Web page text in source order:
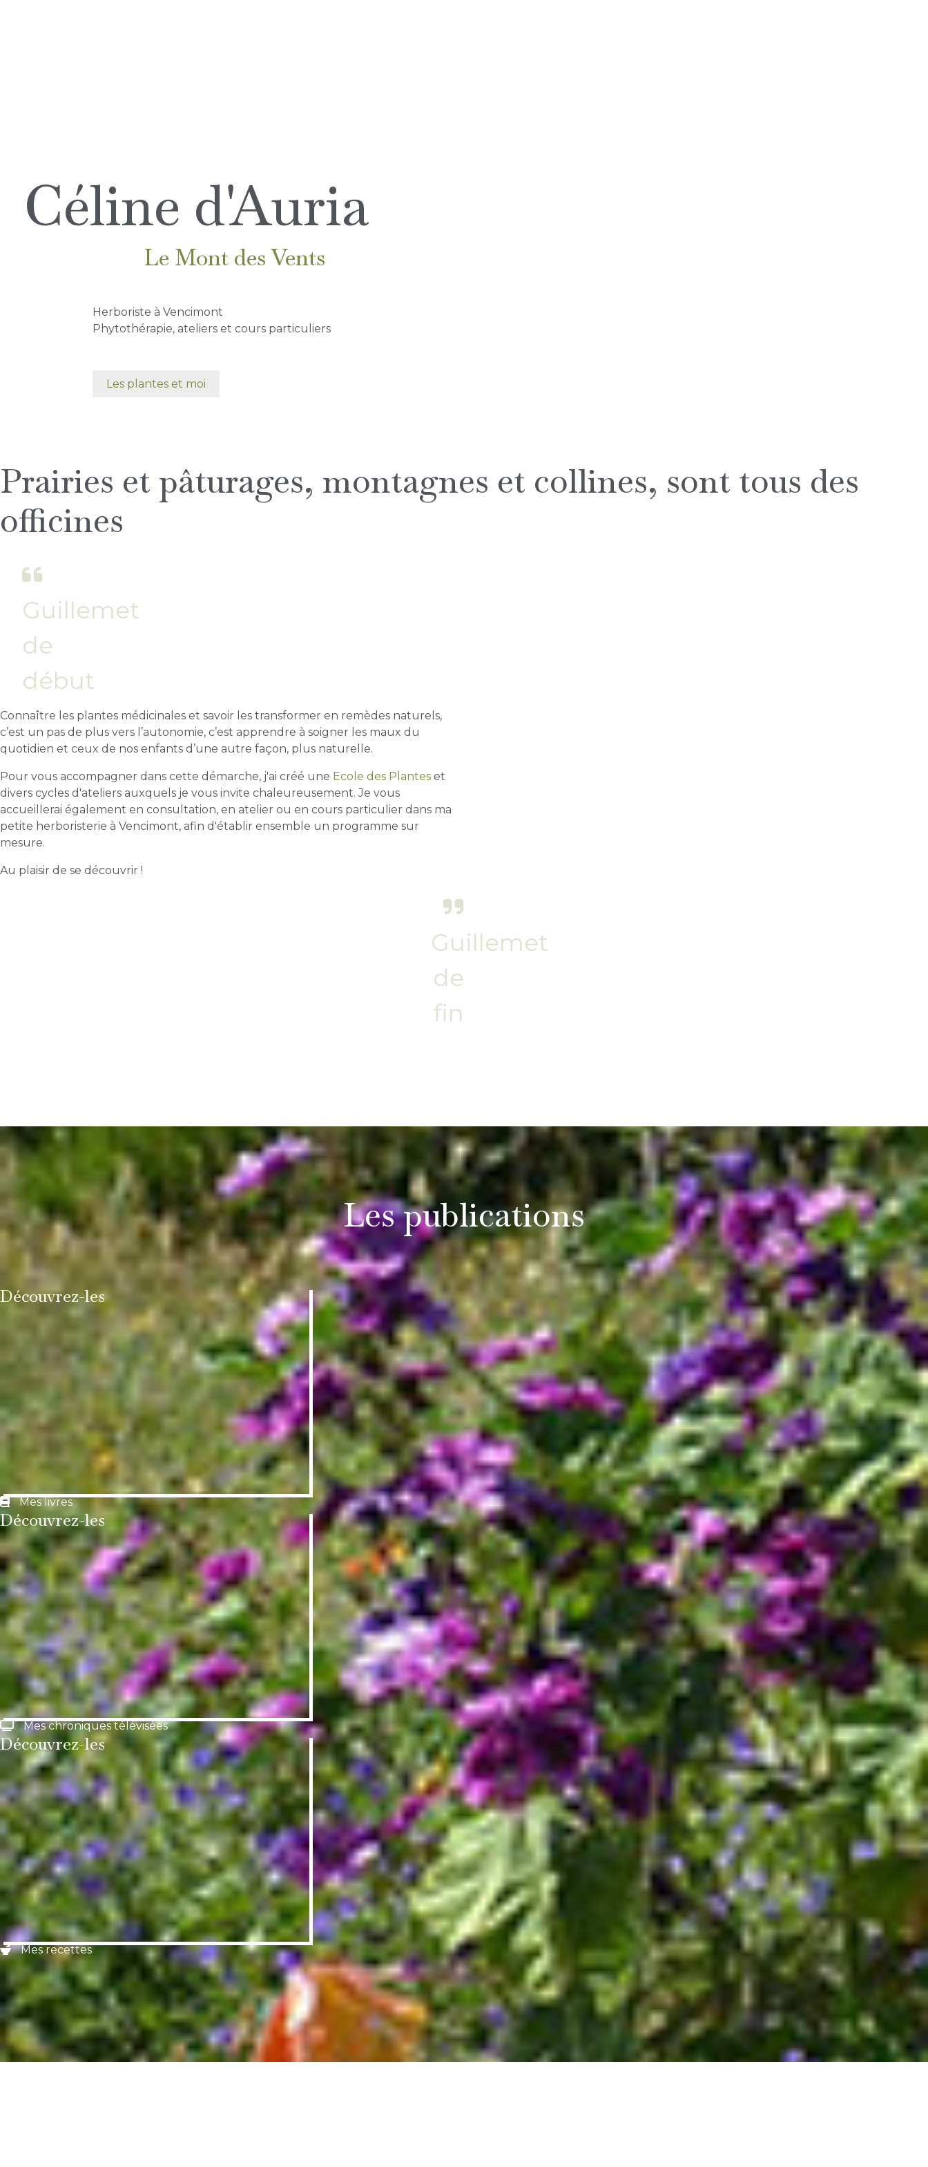
Céline d'Auria
Le Mont des Vents
Herboriste à Vencimont
Phytothérapie, ateliers et cours particuliers
Les plantes et moi
Prairies et pâturages, montagnes et collines, sont tous des
officines
Guillemet
de
début
Connaître les plantes médicinales et savoir les transformer en remèdes naturels,
c’est un pas de plus vers l’autonomie, c’est apprendre à soigner les maux du
quotidien et ceux de nos enfants d’une autre façon, plus naturelle.
Pour vous accompagner dans cette démarche, j'ai créé une Ecole des Plantes et
divers cycles d'ateliers auxquels je vous invite chaleureusement. Je vous
accueillerai également en consultation, en atelier ou en cours particulier dans ma
petite herboristerie à Vencimont, afin d'établir ensemble un programme sur
mesure.
Au plaisir de se découvrir !
Guillemet
de
fin
Les publications
Découvrez-les
Mes livres
Découvrez-les
Mes chroniques télévisées
Découvrez-les
Mes recettes